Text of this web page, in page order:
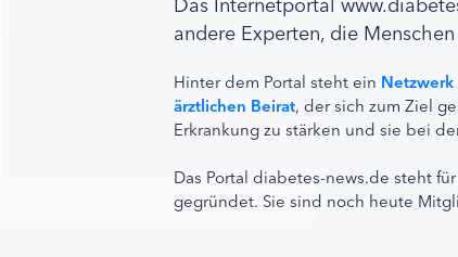
andere Experten, die
Hinter dem Portal steht ein Netzwerk
ärztlichen Beirat, der sich zum Ziel
Erkrankung zu stärken und sie bei
Das Portal diabetes-news.de steht
gegründet. Sie sind noch heute